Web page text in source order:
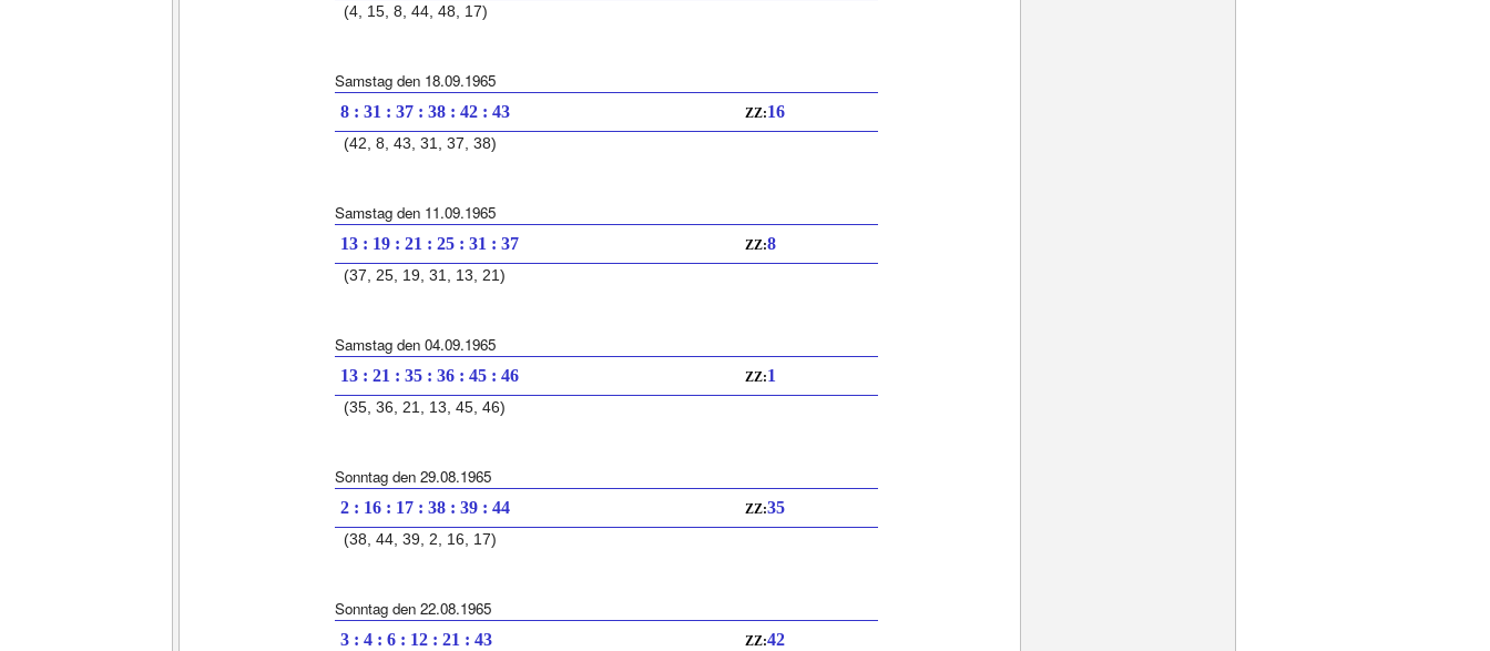
(4, 15, 8, 44, 48, 17)
Samstag den 18.09.1965
8 : 31 : 37 : 38 : 42 : 43 ZZ:16
(42, 8, 43, 31, 37, 38)
Samstag den 11.09.1965
13 : 19 : 21 : 25 : 31 : 37 ZZ:8
(37, 25, 19, 31, 13, 21)
Samstag den 04.09.1965
13 : 21 : 35 : 36 : 45 : 46 ZZ:1
(35, 36, 21, 13, 45, 46)
Sonntag den 29.08.1965
2 : 16 : 17 : 38 : 39 : 44 ZZ:35
(38, 44, 39, 2, 16, 17)
Sonntag den 22.08.1965
3 : 4 : 6 : 12 : 21 : 43 ZZ:42